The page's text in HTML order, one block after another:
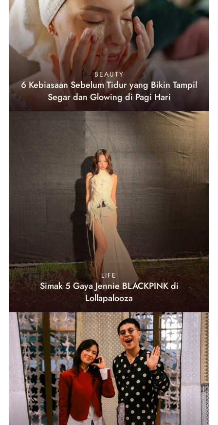
BEAUTY
6 Kebiasaan Sebelum Tidur yang Bikin Tampil
Segar dan Glowing di Pagi Hari
LIFE
Simak 5 Gaya Jennie BLACKPINK di
Lollapalooza